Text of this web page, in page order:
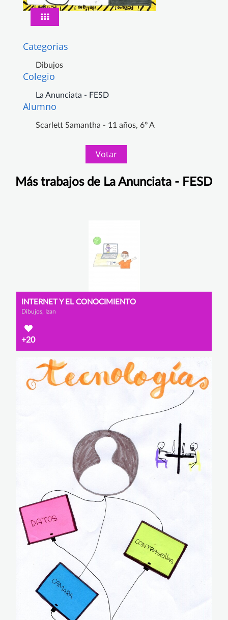
Categorias
Dibujos
Colegio
La Anunciata - FESD
Alumno
Scarlett Samantha - 11 años, 6º A
Votar
Más trabajos de La Anunciata - FESD
INTERNET Y EL CONOCIMIENTO
Dibujos, Izan
+20